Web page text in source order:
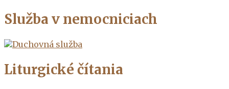
Služba v nemocniciach
Liturgické čítania